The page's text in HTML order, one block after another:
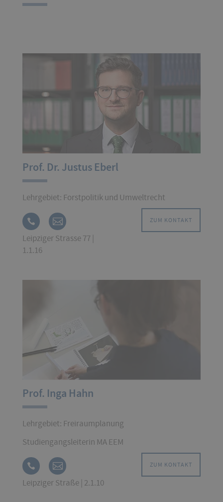
Prof. Dr. Justus Eberl
Lehrgebiet: Forstpolitik und Umweltrecht
Leipziger Strasse 77 |
1.1.16
ZUM KONTAKT
Prof. Inga Hahn
Lehrgebiet: Freiraumplanung
Studiengangsleiterin MA EEM
Leipziger Straße | 2.1.10
ZUM KONTAKT